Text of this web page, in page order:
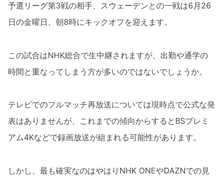
予選リーグ第3戦の相手、スウェーデンとの一戦は6月26
日の金曜日、朝8時にキックオフを迎えます。
この試合はNHK総合で生中継されますが、出勤や通学の
時間と重なってしまう方が多いのではないでしょうか。
テレビでのフルマッチ再放送については現時点で公式な発
表はありませんが、これまでの傾向からするとBSプレミ
アム4Kなどで録画放送が組まれる可能性があります。
しかし、最も確実なのはやはりNHK ONEやDAZNでの見